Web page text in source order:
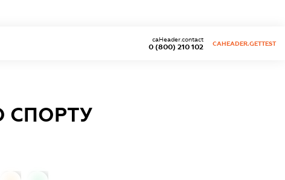
0 (800) 210 102
caHeader.contact
CAHEADER.GETTEST
СПОРТУ